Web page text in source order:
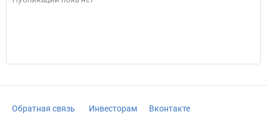
Обратная связь Инвесторам Вконтакте